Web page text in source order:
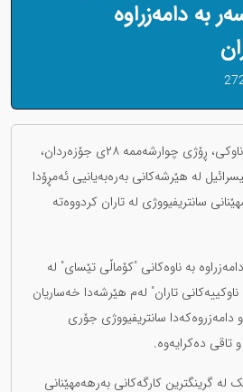
بە دامەزراوە
ئاژانسی نێونەتەوەیی وزەی ناوکی، ڕۆژی چوارشەممە ٢٨ی جۆزەردان،
لە هێرشەکانی بەرەبەیانیی ئەمڕۆدا
سانتریفیووژی لە تاران کردووەتە
بە ناوەکانی "کۆماڵی تێسای" لە
تاران" لەم هێرشەدا خەساریان
سانتریفیووژی جۆری
تاقی دەکرایەوە.
گرینگترین کارگەکانی بەرهەمهێنانی